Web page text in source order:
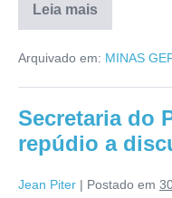
Leia mais
Arquivado em: MINAS
Secretaria do
repúdio a
Jean Piter | Postado em